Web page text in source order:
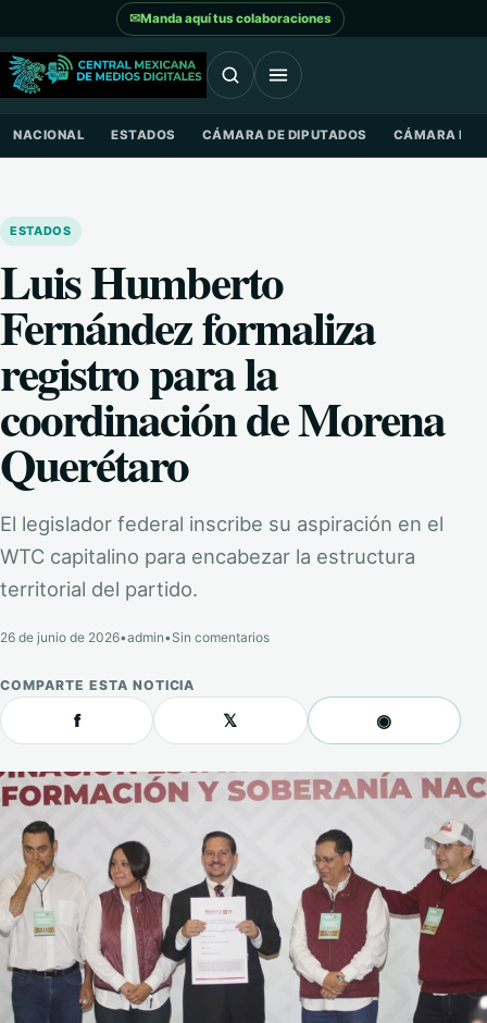
Saltar al contenido
✉Manda aquí tus colaboraciones
NACIONAL ESTADOS CÁMARA DE DIPUTADOS CÁMARA DE
ESTADOS
Luis Humberto
Fernández formaliza
registro para la
coordinación de Morena
Querétaro
El legislador federal inscribe su aspiración en el
WTC capitalino para encabezar la estructura
territorial del partido.
26 de junio de 2026•admin•Sin comentarios
COMPARTE ESTA NOTICIA
f 𝕏 ◉